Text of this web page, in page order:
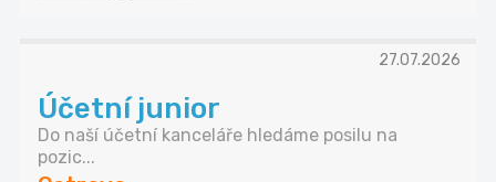
27.07.2026
Účetní junior
Do naší účetní kanceláře hledáme posilu na
pozic...